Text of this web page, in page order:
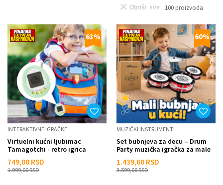
100 proizvoda
Obriši sve
63%
INTERAKTIVNE IGRAČKE
Virtuelni kućni ljubimac
Tamagotchi - retro igrica
749,00 RSD
1.999,00RSD
60%
MUZIČKI INSTRUMENTI
Set bubnjeva za decu – Drum
Party muzička igračka za male
1.439,60 RSD
3.599,00RSD